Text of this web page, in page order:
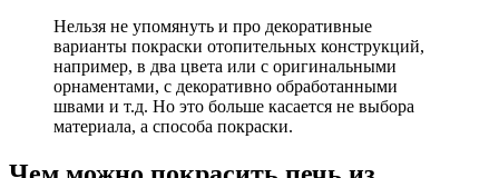
Нельзя не упомянуть и про декоративные
варианты покраски отопительных конструкций,
например, в два цвета или с оригинальными
орнаментами, с декоративно обработанными
швами и т.д. Но это больше касается не выбора
материала, а способа покраски.